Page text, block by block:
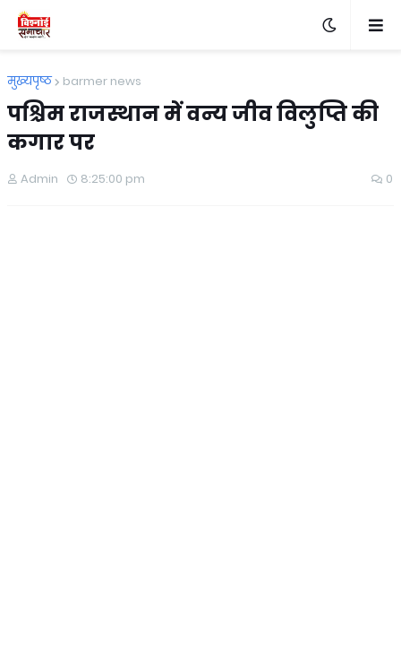
मुख्यपृष्ठ barmer news
पश्चिम राजस्थान में वन्य जीव विलुप्ति की
कगार पर
Admin 8:25:00 pm 0